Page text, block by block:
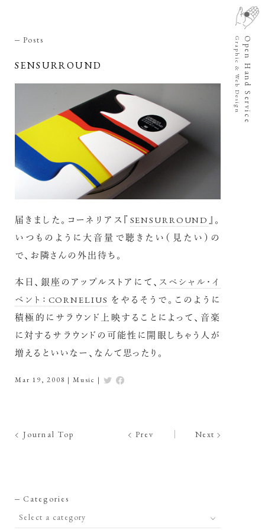
Open Hand Service
Graphic & Web Design
Posts
SENSURROUND
届きました。コーネリアス『 SENSURROUND 』。
いつものように大音量で聴きたい（見たい）の
で、お隣さんの外出待ち。
本日、銀座のアップルストアにて、 スペシャル・イ
ベント：CORNELIUS をやるそうで。このように
積極的にサラウンド上映することによって、音楽
に対するサラウンドの可能性に開眼しちゃう人が
増えるといいなー、なんて思ったり。
Mar 19, 2008 |Music |
Journal Top Prev Next
Categories